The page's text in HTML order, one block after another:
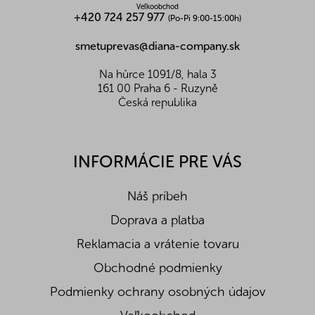
Veľkoobchod
+420 724 257 977 (Po-Pi 9:00-15:00h)
smetuprevas@diana-company.sk
Na hůrce 1091/8, hala 3
161 00 Praha 6 - Ruzyně
Česká republika
INFORMÁCIE PRE VÁS
Náš príbeh
Doprava a platba
Reklamacia a vrátenie tovaru
Obchodné podmienky
Podmienky ochrany osobných údajov